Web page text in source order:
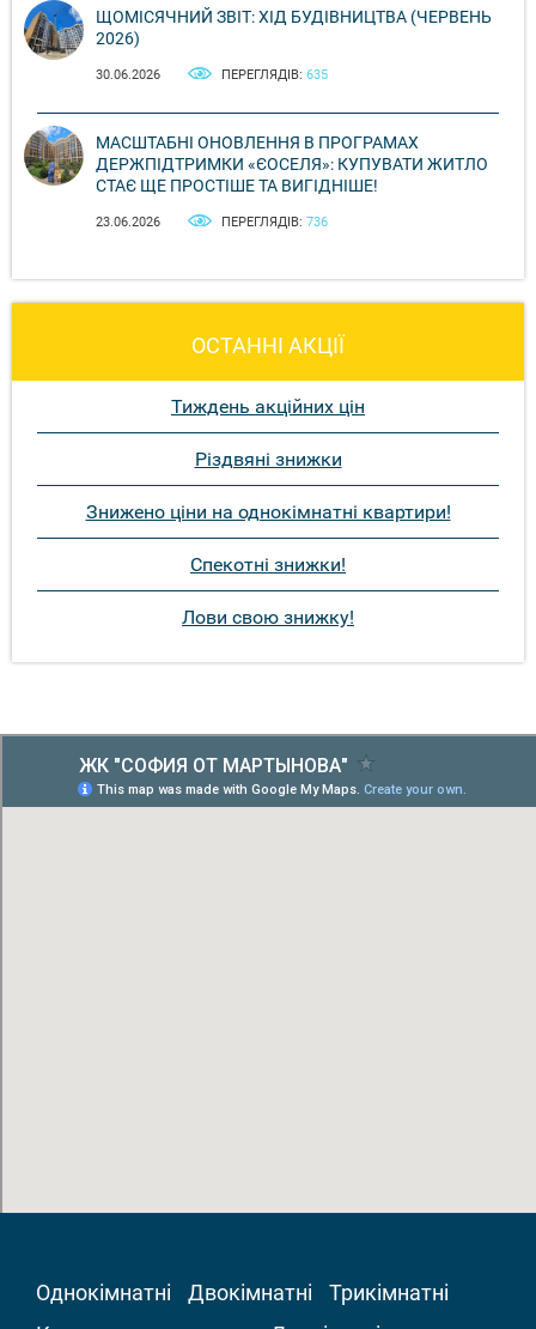
ЩОМІСЯЧНИЙ ЗВІТ: ХІД БУДІВНИЦТВА (ЧЕРВЕНЬ
2026)
30.06.2026 ПЕРЕГЛЯДІВ: 635
МАСШТАБНІ ОНОВЛЕННЯ В ПРОГРАМАХ
ДЕРЖПІДТРИМКИ «ЄОСЕЛЯ»: КУПУВАТИ ЖИТЛО
СТАЄ ЩЕ ПРОСТІШЕ ТА ВИГІДНІШЕ!
23.06.2026 ПЕРЕГЛЯДІВ: 736
ОСТАННІ АКЦІЇ
Тиждень акційних цін
Різдвяні знижки
Знижено ціни на однокімнатні квартири!
Спекотні знижки!
Лови свою знижку!
Однокімнатні Двокімнатні
Трикімнатні